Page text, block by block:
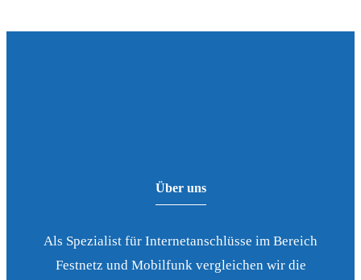
Über uns
Als Spezialist für Internetanschlüsse im Bereich
Festnetz und Mobilfunk vergleichen wir die